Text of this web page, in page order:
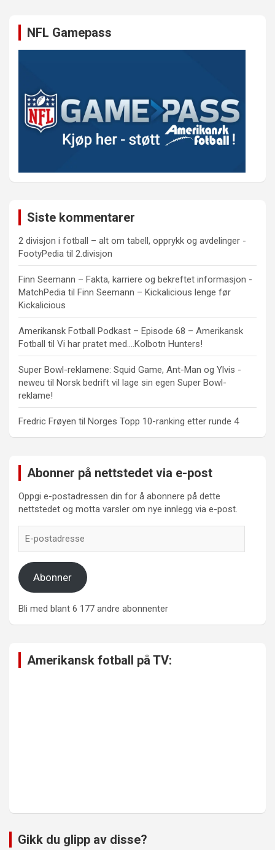
NFL Gamepass
Siste kommentarer
2 divisjon i fotball – alt om tabell, opprykk og avdelinger -
FootyPedia til 2.divisjon
Finn Seemann – Fakta, karriere og bekreftet informasjon -
MatchPedia til Finn Seemann – Kickalicious lenge før
Kickalicious
Amerikansk Fotball Podkast – Episode 68 – Amerikansk
Fotball til Vi har pratet med….Kolbotn Hunters!
Super Bowl-reklamene: Squid Game, Ant-Man og Ylvis -
neweu til Norsk bedrift vil lage sin egen Super Bowl-
reklame!
Fredric Frøyen til Norges Topp 10-ranking etter runde 4
Abonner på nettstedet via e-post
Oppgi e-postadressen din for å abonnere på dette
nettstedet og motta varsler om nye innlegg via e-post.
postadresse
Abonner
Bli med blant 6 177 andre abonnenter
Amerikansk fotball på TV:
Gikk du glipp av disse?